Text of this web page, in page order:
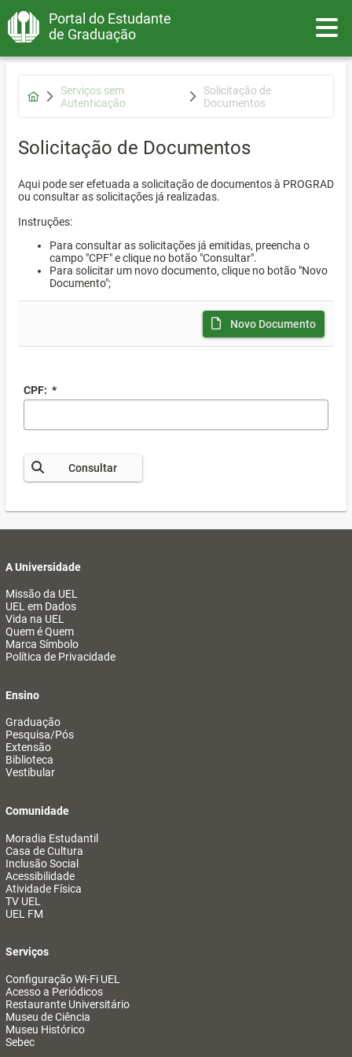
Portal do Estudante
de Graduação
Serviços sem
Autenticação
Solicitação de
Documentos
Solicitação de Documentos
Aqui pode ser efetuada a solicitação de documentos à PROGRAD
ou consultar as solicitações já realizadas.
Instruções:
Para consultar as solicitações já emitidas, preencha o
campo "CPF" e clique no botão "Consultar".
Para solicitar um novo documento, clique no botão "Novo
Documento";
Novo Documento
CPF: *
Consultar
A Universidade
Missão da UEL
UEL em Dados
Vida na UEL
Quem é Quem
Marca Símbolo
Política de Privacidade
Ensino
Graduação
Pesquisa/Pós
Extensão
Biblioteca
Vestibular
Comunidade
Moradia Estudantil
Casa de Cultura
Inclusão Social
Acessibilidade
Atividade Física
TV UEL
UEL FM
Serviços
Configuração Wi-Fi UEL
Acesso a Periódicos
Restaurante Universitário
Museu de Ciência
Museu Histórico
Sebec